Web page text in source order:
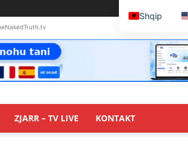
ZJARR – TV LIVE KONTAKT
Shqip